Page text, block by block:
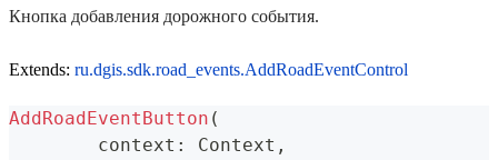
Кнопка добавления дорожного события.
Extends: ru.dgis.sdk.road_events.AddRoadEventControl
AddRoadEventButton (
	context
: Context ,